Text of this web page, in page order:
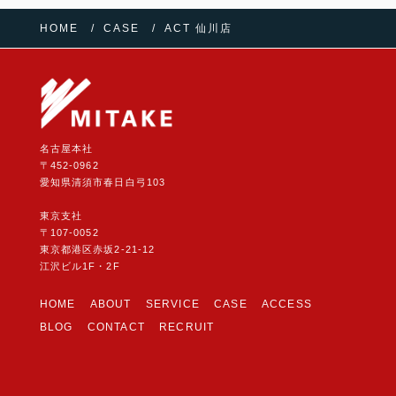
HOME CASE ACT 仙川店
名古屋本社
〒452-0962
愛知県清須市春日白弓103
東京支社
〒107-0052
東京都港区赤坂2-21-12
江沢ビル1F・2F
HOME ABOUT SERVICE CASE
ACCESS
BLOG
CONTACT RECRUIT